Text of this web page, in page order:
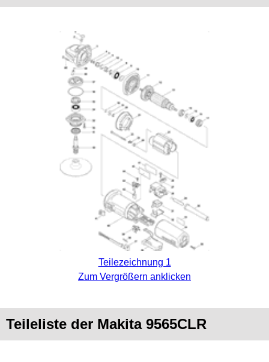
Teilezeichnung 1
Zum Vergrößern anklicken
Teileliste der Makita 9565CLR